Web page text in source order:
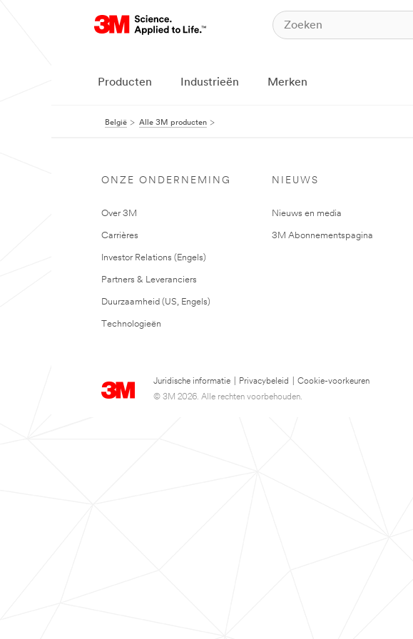
Producten Industrieën Merken
België Alle 3M producten
ONZE ONDERNEMING
Over 3M
Carrières
Investor Relations (Engels)
Partners & Leveranciers
Duurzaamheid (US, Engels)
Technologieën
NIEUWS
Nieuws en media
3M Abonnementspagina
Juridische informatie Privacybeleid
Cookie-voorkeuren
© 3M 2026. Alle rechten voorbehouden.